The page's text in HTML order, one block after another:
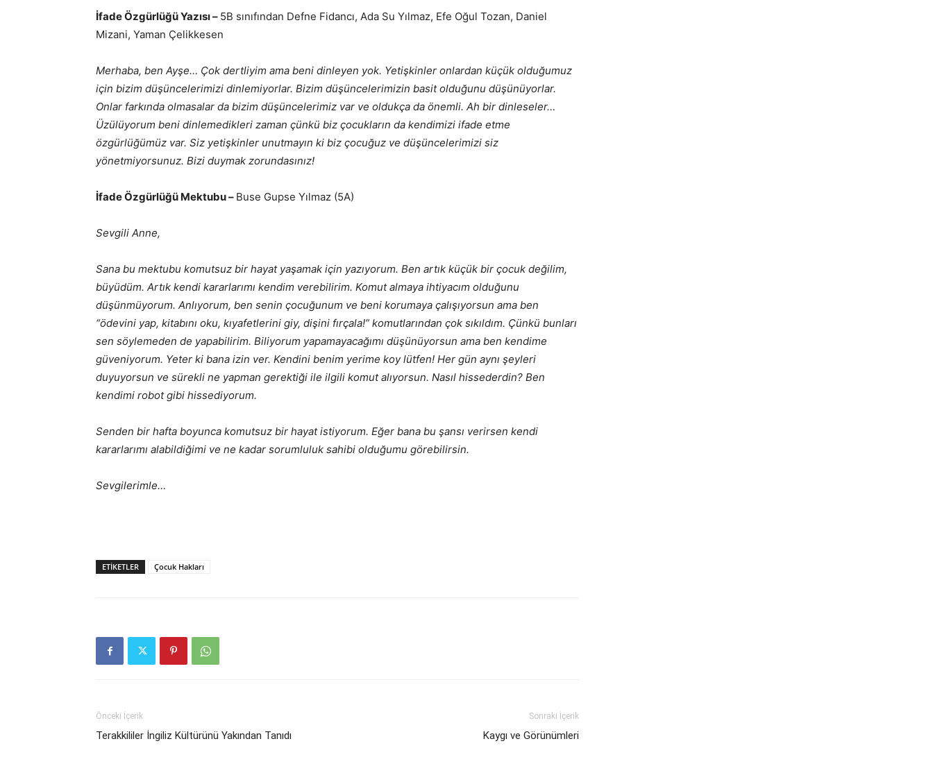
İfade Özgürlüğü Yazısı – 5B sınıfından Defne Fidancı, Ada Su Yılmaz, Efe Oğul Tozan, Daniel
Mizani, Yaman Çelikkesen
Merhaba, ben Ayşe… Çok dertliyim ama beni dinleyen yok. Yetişkinler onlardan küçük olduğumuz
için bizim düşüncelerimizi dinlemiyorlar. Bizim düşüncelerimizin basit olduğunu düşünüyorlar.
Onlar farkında olmasalar da bizim düşüncelerimiz var ve oldukça da önemli. Ah bir dinleseler…
Üzülüyorum beni dinlemedikleri zaman çünkü biz çocukların da kendimizi ifade etme
özgürlüğümüz var. Siz yetişkinler unutmayın ki biz çocuğuz ve düşüncelerimizi siz
yönetmiyorsunuz. Bizi duymak zorundasınız!
İfade Özgürlüğü Mektubu – Buse Gupse Yılmaz (5A)
Sevgili Anne,
Sana bu mektubu komutsuz bir hayat yaşamak için yazıyorum. Ben artık küçük bir çocuk değilim,
büyüdüm. Artık kendi kararlarımı kendim verebilirim. Komut almaya ihtiyacım olduğunu
düşünmüyorum. Anlıyorum, ben senin çocuğunum ve beni korumaya çalışıyorsun ama ben
“ödevini yap, kitabını oku, kıyafetlerini giy, dişini fırçala!” komutlarından çok sıkıldım. Çünkü bunları
sen söylemeden de yapabilirim. Biliyorum yapamayacağımı düşünüyorsun ama ben kendime
güveniyorum. Yeter ki bana izin ver. Kendini benim yerime koy lütfen! Her gün aynı şeyleri
duyuyorsun ve sürekli ne yapman gerektiği ile ilgili komut alıyorsun. Nasıl hissederdin? Ben
kendimi robot gibi hissediyorum.
Senden bir hafta boyunca komutsuz bir hayat istiyorum. Eğer bana bu şansı verirsen kendi
kararlarımı alabildiğimi ve ne kadar sorumluluk sahibi olduğumu görebilirsin.
Sevgilerimle…
ETIKETLER Çocuk Hakları
Önceki İçerik
Terakkililer İngiliz Kültürünü Yakından Tanıdı
Sonraki İçerik
Kaygı ve Görünümleri